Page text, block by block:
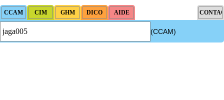
(CCAM)